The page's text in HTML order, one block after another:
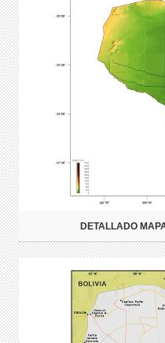
DETALLADO